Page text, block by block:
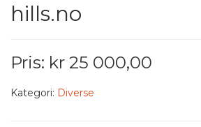
hills.no
Pris: kr 25 000,00
Kategori: Diverse